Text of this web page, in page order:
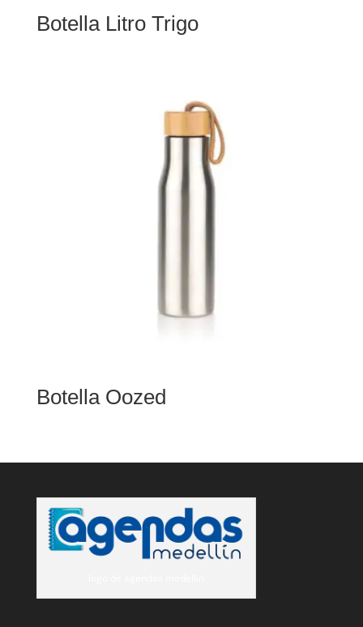
Botella Litro Trigo
Botella Oozed